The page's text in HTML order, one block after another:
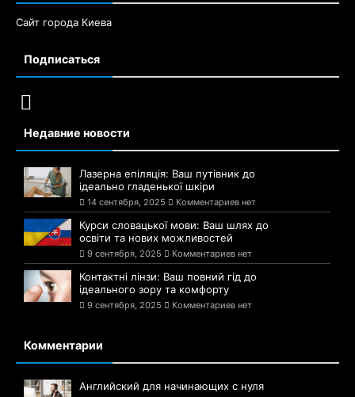
Сайт города Киева
Подписаться
Недавние новости
Лазерна епіляція: Ваш путівник до
ідеально гладенької шкіри
14 сентября, 2025 Комментариев нет
Курси словацької мови: Ваш шлях до
освіти та нових можливостей
9 сентября, 2025 Комментариев нет
Контактні лінзи: Ваш повний гід до
ідеального зору та комфорту
9 сентября, 2025 Комментариев нет
Комментарии
Английский для начинающих с нуля